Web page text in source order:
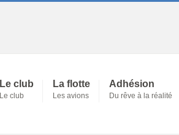
Le club
Le club
La flotte
Les avions
Adhésion
Du rêve à la réalité